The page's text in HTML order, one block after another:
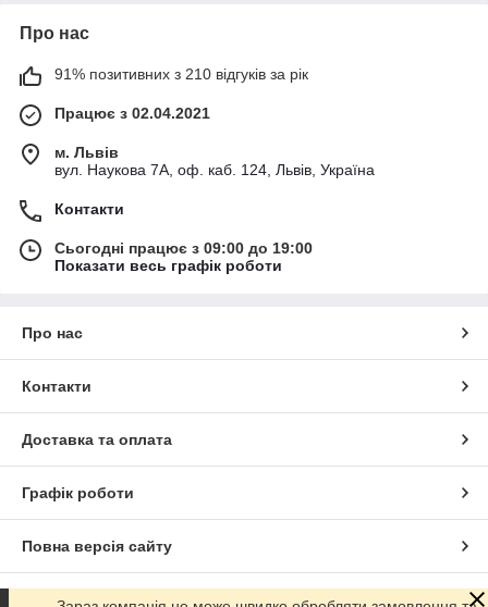
Про нас
91% позитивних з 210 відгуків за рік
Працює з 02.04.2021
м. Львів
вул. Наукова 7А, оф. каб. 124, Львів, Україна
Контакти
Сьогодні працює з 09:00 до 19:00
Показати весь графік роботи
Про нас
Контакти
Доставка та оплата
Графік роботи
Повна версія сайту
Сайт створено на маркетплейсі Prom.ua